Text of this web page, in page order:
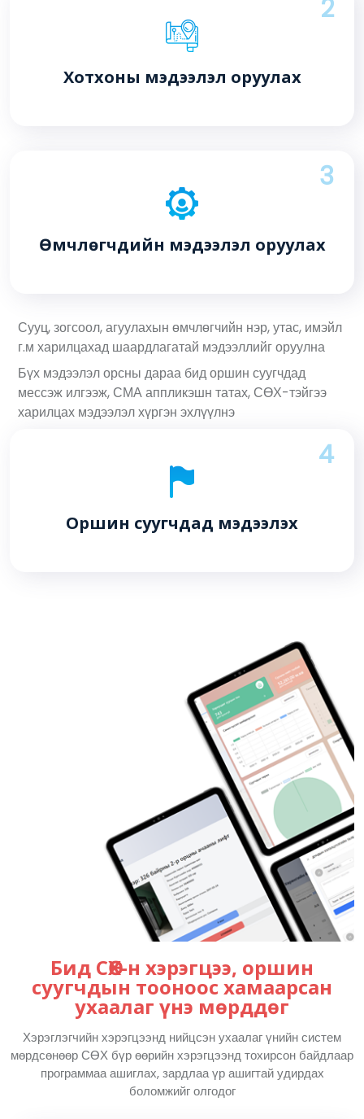
2
Хотхоны мэдээлэл оруулах
3
Өмчлөгчдийн мэдээлэл оруулах
Сууц, зогсоол, агуулахын өмчлөгчийн нэр, утас, имэйл
г.м харилцахад шаардлагатай мэдээллийг оруулна
Бүх мэдээлэл орсны дараа бид оршин суугчдад
мессэж илгээж, СМА аппликэшн татах, СӨХ-тэйгээ
харилцах мэдээлэл хүргэн эхлүүлнэ
4
Оршин суугчдад мэдээлэх
Бид СӨХ-н хэрэгцээ, оршин
суугчдын тооноос хамаарсан
ухаалаг үнэ мөрддөг
Хэрэглэгчийн хэрэгцээнд нийцсэн ухаалаг үнийн систем
мөрдсөнөөр СӨХ бүр өөрийн хэрэгцээнд тохирсон байдлаар
программаа ашиглах, зардлаа үр ашигтай удирдах
боломжийг олгодог